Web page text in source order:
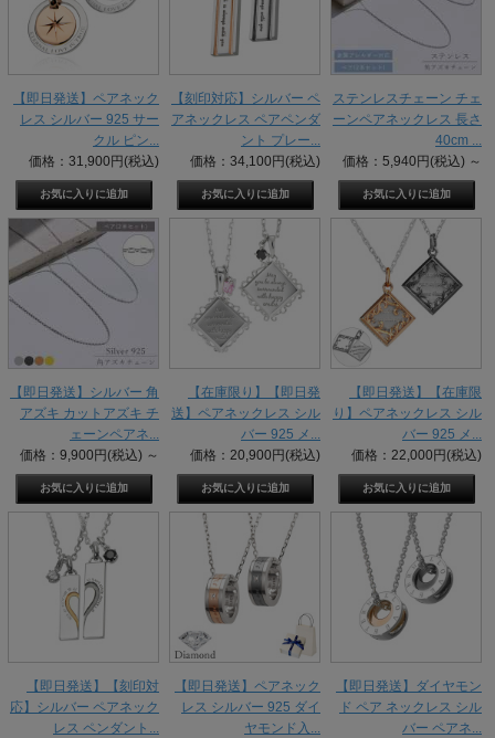
【即日発送】ペアネック
レス シルバー 925 サー
クル ピン...
価格：31,900円(税込)
【刻印対応】シルバー ペ
アネックレス ペアペンダ
ント プレー...
価格：34,100円(税込)
ステンレスチェーン チェ
ーンペアネックレス 長さ
40cm ...
価格：5,940円(税込) ～
【即日発送】シルバー 角
アズキ カットアズキ チ
ェーンペアネ...
価格：9,900円(税込) ～
【在庫限り】【即日発
送】ペアネックレス シル
バー 925 メ...
価格：20,900円(税込)
【即日発送】【在庫限
り】ペアネックレス シル
バー 925 メ...
価格：22,000円(税込)
【即日発送】【刻印対
応】シルバー ペアネック
レス ペンダント...
【即日発送】ペアネック
レス シルバー 925 ダイ
ヤモンド入...
【即日発送】ダイヤモン
ド ペア ネックレス シル
バー ペアネ...